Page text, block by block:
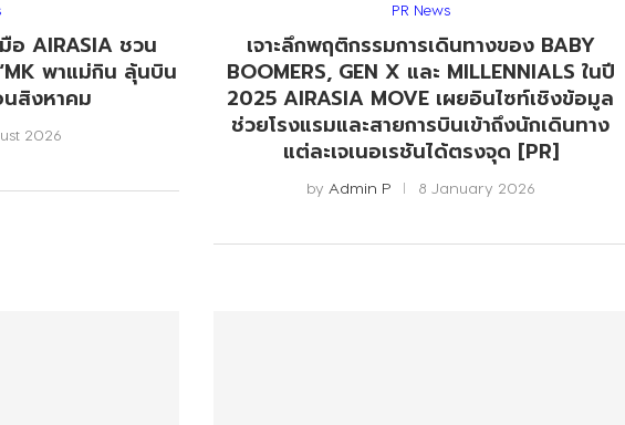
อ AIRASIA ชวน
พาแม่กิน ลุ้นบิน
สิงหาคม
2026
PR News
เจาะลึกพฤติกรรมการเดินทางของ BABY
BOOMERS, GEN X และ MILLENNIALS ในปี
2025 AIRASIA MOVE เผยอินไซท์เชิงข้อมูล
ช่วยโรงแรมและสายการบินเข้าถึงนักเดินทาง
แต่ละเจเนอเรชันได้ตรงจุด [PR]
by Admin P 8 January 2026